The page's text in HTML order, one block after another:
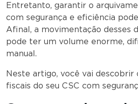
Entretanto, garantir o
com segurança e eficiência
Afinal, a movimentação desses
pode ter um volume enorme,
manual.
Neste artigo, você vai descobrir
fiscais do seu CSC com